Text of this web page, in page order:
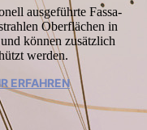
ausgeführte Fas­sa­
Ober­flächen in
können zusätzlich
werden.
ERFAHREN